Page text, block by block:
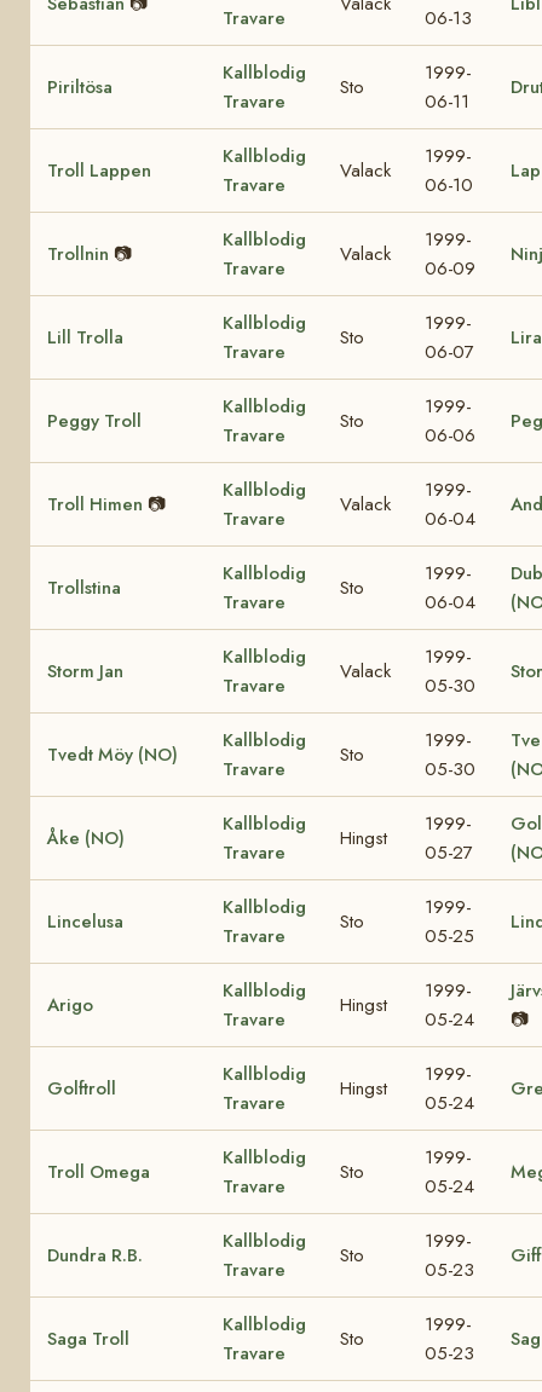
Travare
06-13
Piriltösa
Kallblodig
Travare
Sto
1999-
06-11
Troll Lappen
Kallblodig
Travare
Valack
1999-
06-10
Trollnin 📷
Kallblodig
Travare
Valack
1999-
06-09
Lill Trolla
Kallblodig
Travare
Sto
1999-
06-07
Peggy Troll
Kallblodig
Travare
Sto
1999-
06-06
Troll Himen 📷
Kallblodig
Travare
Valack
1999-
06-04
Trollstina
Kallblodig
Travare
Sto
1999-
06-04
Storm Jan
Kallblodig
Travare
Valack
1999-
05-30
Tvedt Möy (NO)
Kallblodig
Travare
Sto
1999-
05-30
Åke (NO)
Kallblodig
Travare
Hingst
1999-
05-27
Lincelusa
Kallblodig
Travare
Sto
1999-
05-25
Arigo
Kallblodig
Travare
Hingst
1999-
05-24
📷
Golftroll
Kallblodig
Travare
Hingst
1999-
05-24
Troll Omega
Kallblodig
Travare
Sto
1999-
05-24
Dundra R.B.
Kallblodig
Travare
Sto
1999-
05-23
Saga Troll
Kallblodig
Travare
Sto
1999-
05-23